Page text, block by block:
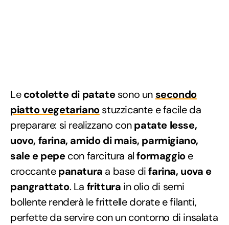
Lecotolette di patatesono un secondo
piatto vegetarianostuzzicante e facile da
preparare: si realizzano conpatate lesse,
uovo, farina, amido di mais, parmigiano,
sale e pepecon farcitura alformaggioe
croccantepanatura a base difarina, uova e
pangrattato. La frittura in olio di semi
bollente renderà le frittelle dorate e filanti,
perfette da servire con un contorno di insalata